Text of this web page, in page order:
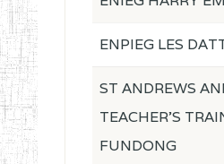
ENPIEG LES
ST ANDREWS
TEACHER'S
FUNDONG